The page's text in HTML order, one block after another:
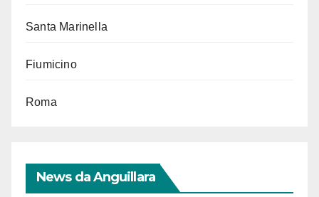
Santa Marinella
Fiumicino
Roma
News da Anguillara